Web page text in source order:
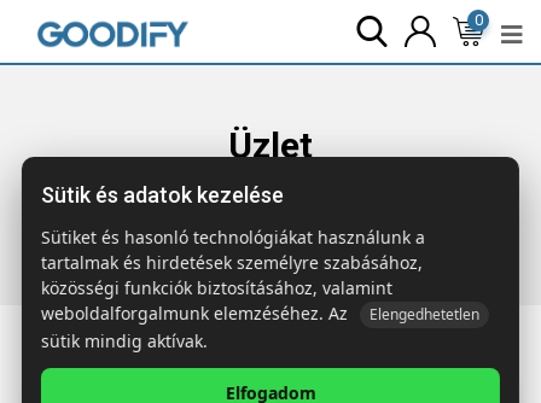
0
Üzlet
Főoldal Termékek Gyerekek & játékok
Asztalitenisz készlet
Étkezés & Ivás
Sütik és adatok kezelése
Sütiket és hasonló technológiákat használunk a
tartalmak és hirdetések személyre szabásához,
közösségi funkciók biztosításához, valamint
weboldalforgalmunk elemzéséhez. Az
Elengedhetetlen
sütik mindig aktívak.
Elfogadom